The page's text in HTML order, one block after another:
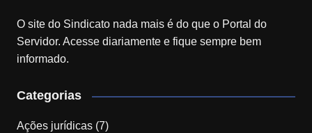
O site do Sindicato nada mais é do que o Portal do
Servidor. Acesse diariamente e fique sempre bem
informado.
Categorias
Ações jurídicas(7)